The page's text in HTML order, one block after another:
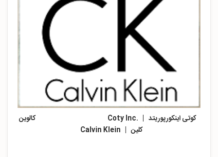
کوتی اینکورپوریتد | .Coty Inc
کالوین
کلین | Calvin Klein